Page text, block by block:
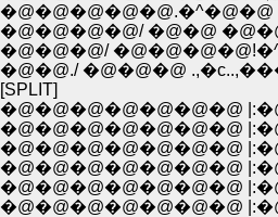
�@�@�@�@/ �@�@
�@�@�@/
�@�@./ �@�@�@
[SPLIT]
�@�@�@�@�@�@�@
�@�@�@�@�@�@�@
�@�@�@�@�@�@�@
�@�@�@�@�@�@�@
�@�@�@�@�@�@�@
�@�@�@�@�@�@�@